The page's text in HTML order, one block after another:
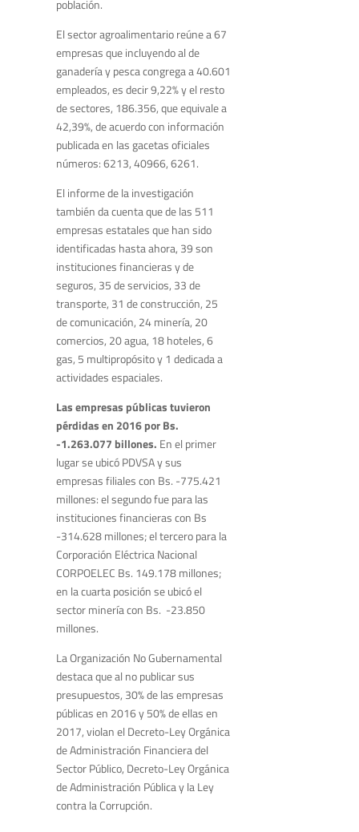
población.
El sector agroalimentario reúne a 67
empresas que incluyendo al de
ganadería y pesca congrega a 40.601
empleados, es decir 9,22% y el resto
de sectores, 186.356, que equivale a
42,39%, de acuerdo con información
publicada en las gacetas oficiales
números: 6213, 40966, 6261.
El informe de la investigación
también da cuenta que de las 511
empresas estatales que han sido
identificadas hasta ahora, 39 son
instituciones financieras y de
seguros, 35 de servicios, 33 de
transporte, 31 de construcción, 25
de comunicación, 24 minería, 20
comercios, 20 agua, 18 hoteles, 6
gas, 5 multipropósito y 1 dedicada a
actividades espaciales.
Las empresas públicas tuvieron
pérdidas en 2016 por Bs.
-1.263.077 billones. En el primer
lugar se ubicó PDVSA y sus
empresas filiales con Bs. -775.421
millones: el segundo fue para las
instituciones financieras con Bs
-314.628 millones; el tercero para la
Corporación Eléctrica Nacional
CORPOELEC Bs. 149.178 millones;
en la cuarta posición se ubicó el
sector minería con Bs. -23.850
millones.
La Organización No Gubernamental
destaca que al no publicar sus
presupuestos, 30% de las empresas
públicas en 2016 y 50% de ellas en
2017, violan el Decreto-Ley Orgánica
de Administración Financiera del
Sector Público, Decreto-Ley Orgánica
de Administración Pública y la Ley
contra la Corrupción.